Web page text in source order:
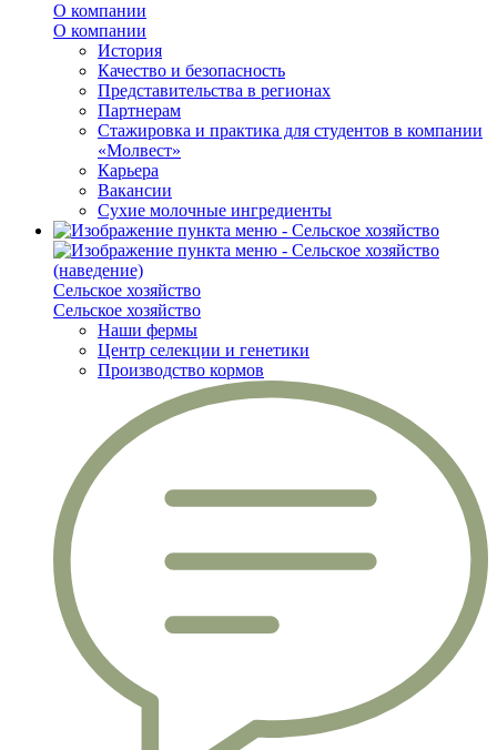
О компании
О компании
История
Качество и безопасность
Представительства в регионах
Партнерам
Стажировка и практика для студентов в компании
«Молвест»
Карьера
Вакансии
Сухие молочные ингредиенты
Сельское хозяйство
Сельское хозяйство
Наши фермы
Центр селекции и генетики
Производство кормов